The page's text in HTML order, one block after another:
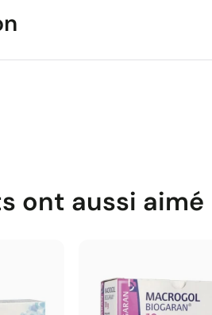
ont aussi aimé